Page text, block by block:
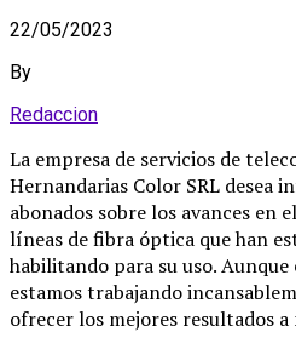
22/05/2023
By
Redaccion
La empresa de servicios de
Hernandarias Color SRL desea
abonados sobre los avances en
líneas de fibra óptica que han
habilitando para su uso.
estamos trabajando
ofrecer los mejores resultados